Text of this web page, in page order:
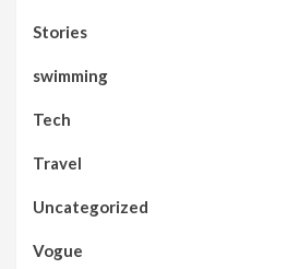
Stories
swimming
Tech
Travel
Uncategorized
Vogue